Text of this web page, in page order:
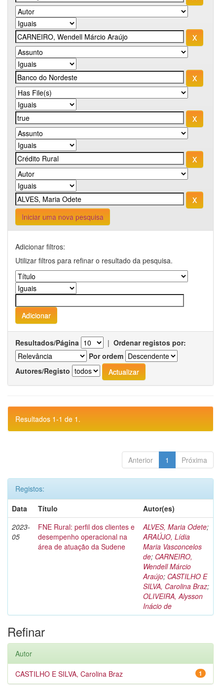
Iniciar uma nova pesquisa
Adicionar filtros:
Utilizar filtros para refinar o resultado da pesquisa.
Resultados/Página | Ordenar registos por:
Por ordem
Autores/Registo
Resultados 1-1 de 1.
Anterior 1 Próxima
Registos:
Data
Título
Autor(es)
2023-
05
FNE Rural: perfil dos clientes e
desempenho operacional na
área de atuação da Sudene
ALVES, Maria Odete;
ARAÚJO, Lídia
Maria Vasconcelos
de; CARNEIRO,
Wendell Márcio
Araújo; CASTILHO E
SILVA, Carolina Braz;
OLIVEIRA, Alysson
Inácio de
Refinar
Autor
1
CASTILHO E SILVA, Carolina Braz